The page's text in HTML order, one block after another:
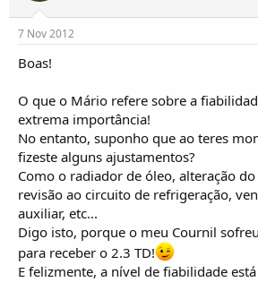
7 Nov 2012
Boas!
O que o Mário refere sobre a
extrema importância!
No entanto, suponho que ao teres
fizeste alguns ajustamentos?
Como o radiador de óleo, alteração
revisão ao circuito de refrigeração,
auxiliar, etc...
Digo isto, porque o meu Cournil
para receber o 2.3 TD!
E felizmente, a nível de fiabilidade